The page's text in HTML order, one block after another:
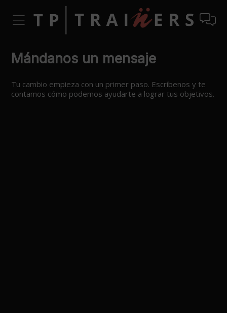
Mándanos un mensaje
Tu cambio empieza con un primer paso. Escríbenos y te
contamos cómo podemos ayudarte a lograr tus objetivos.